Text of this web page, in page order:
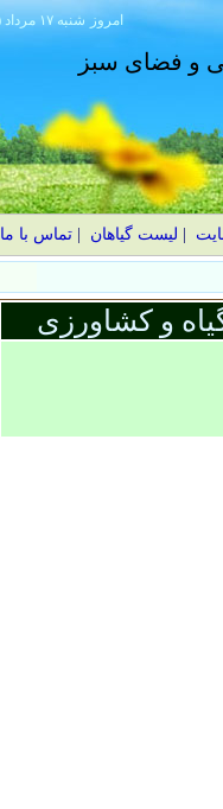
۱۴۰۵ شنبه ۱۷ مرداد امروز
و فضای سبز
لیست گیاهان |تماس با ما
و کشاورزی